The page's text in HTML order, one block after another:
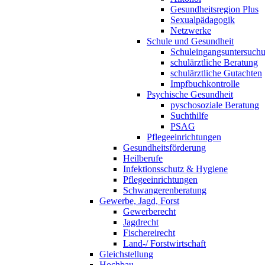
Gesundheitsregion Plus
Sexualpädagogik
Netzwerke
Schule und Gesundheit
schulärztliche Beratung
schulärztliche Gutachten
Impfbuchkontrolle
Psychische Gesundheit
pyschosoziale Beratung
Suchthilfe
PSAG
Pflegeeinrichtungen
Gesundheitsförderung
Heilberufe
Infektionsschutz & Hygiene
Pflegeeinrichtungen
Schwangerenberatung
Gewerbe, Jagd, Forst
Gewerberecht
Jagdrecht
Fischereirecht
Land-/ Forstwirtschaft
Gleichstellung